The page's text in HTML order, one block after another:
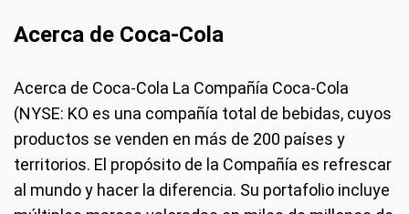
Acerca de Coca-Cola
Acerca de Coca-Cola La Compañía Coca-Cola
(NYSE: KO es una compañía total de bebidas, cuyos
productos se venden en más de 200 países y
territorios. El propósito de la Compañía es refrescar
al mundo y hacer la diferencia. Su portafolio incluye